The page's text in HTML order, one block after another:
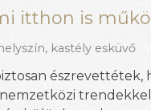
itthon is
, kastély esküvő
észrevettétek,